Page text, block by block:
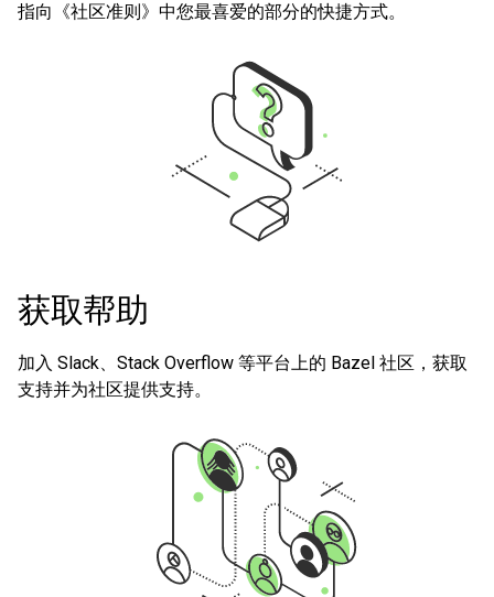
指向《社区准则》中您最喜爱的部分的快捷方式。
获取帮助
加入 Slack、Stack Overflow 等平台上的 Bazel 社区，获取
支持并为社区提供支持。